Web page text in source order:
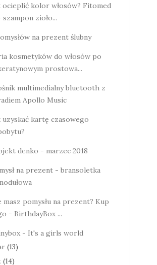
ocieplić kolor włosów? Fitomed
szampon zioło...
na prezent ślubny
kosmetyków do włosów po
prostowa...
multimedialny bluetooth z
Apollo Music
uzyskać kartę czasowego
denko - marzec 2018
na prezent - bransoletka
masz pomysłu na prezent? Kup
- BirthdayBox ...
- It's a girls world
(13)
(14)